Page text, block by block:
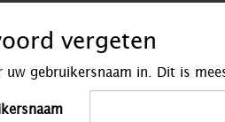
vergeten
uw gebruikersnaam in. Dit is